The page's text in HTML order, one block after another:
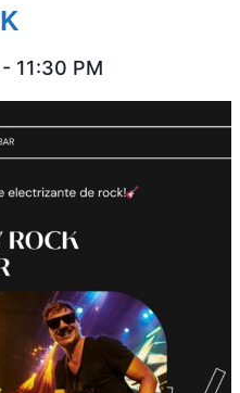
- 11:30 PM